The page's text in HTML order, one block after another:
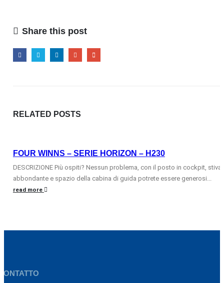
Share this post
RELATED POSTS
FOUR WINNS – SERIE HORIZON – H230
DESCRIZIONE Più ospiti? Nessun problema, con il posto in cockpit,
abbondante e spazio della cabina di guida potrete essere generosi...
read more